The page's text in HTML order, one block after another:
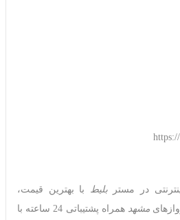
در مستربلیط با بهترین قیمت،
مشهد
همراه پشتیباتی 24 ساعته با